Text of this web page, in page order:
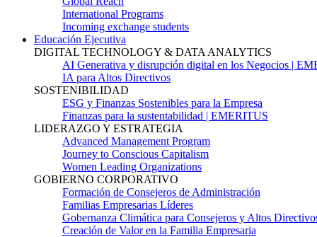
International Programs
Incoming exchange students
Educación Ejecutiva
DIGITAL TECHNOLOGY & DATA ANALYTICS
AI Generativa y disrupción digital en los Negocios |
IA para Altos Directivos
SOSTENIBILIDAD
ESG y Finanzas Sostenibles para la Empresa
Finanzas para la sustentabilidad | EMERITUS
LIDERAZGO Y ESTRATEGIA
Advanced Management Program
Journey to Conscious Capitalism
Women Leading Organizations
GOBIERNO CORPORATIVO
Formación de Consejeros de Administración
Familias Empresarias Líderes
Gobernanza Climática para Consejeros y Altos
Creación de Valor en la Familia Empresaria